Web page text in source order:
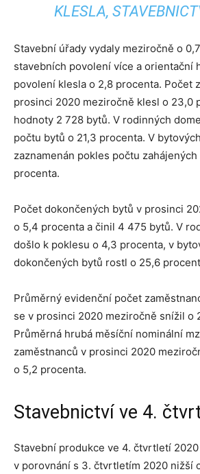
KLESLA,
Stavební úřady vydaly meziročně o
stavebních povolení více a orientační
povolení klesla o 2,8 procenta. Počet
prosinci 2020 meziročně klesl o 23,0
hodnoty 2 728 bytů. V rodinných
počtu bytů o 21,3 procenta. V
zaznamenán pokles počtu zahájených
procenta.
Počet dokončených bytů v prosinci
o 5,4 procenta a činil 4 475 bytů. V
došlo k poklesu o 4,3 procenta, v
dokončených bytů rostl o 25,6
Průměrný evidenční počet
se v prosinci 2020 meziročně snížil o
Průměrná hrubá měsíční nominální
zaměstnanců v prosinci 2020
o 5,2 procenta.
Stavebnictví ve 4.
Stavební produkce ve 4. čtvrtletí
v porovnání s 3. čtvrtletím 2020 nižší